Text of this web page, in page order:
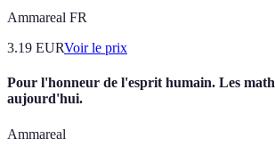
Ammareal FR
3.19 EURVoir le prix
Pour l'honneur de l'esprit humain. Les
aujourd'hui.
Ammareal